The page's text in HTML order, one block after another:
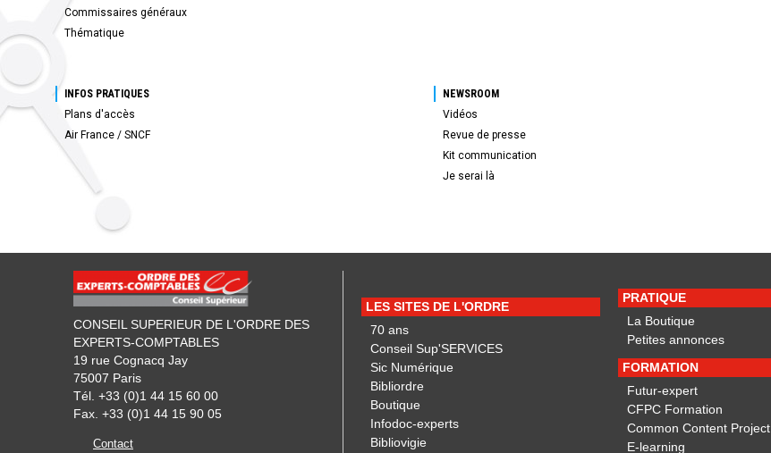
Commissaires généraux
Thématique
INFOS PRATIQUES
Plans d'accès
Air France / SNCF
NEWSROOM
Vidéos
Revue de presse
Kit communication
Je serai là
CONSEIL SUPERIEUR DE L'ORDRE DES
EXPERTS-COMPTABLES
19 rue Cognacq Jay
75007 Paris
Tél. +33 (0)1 44 15 60 00
Fax. +33 (0)1 44 15 90 05
Contact
LES SITES DE L'ORDRE
70 ans
Conseil Sup'SERVICES
Sic Numérique
Bibliordre
Boutique
Infodoc-experts
Bibliovigie
PRATIQUE
La Boutique
Petites annonces
FORMATION
Futur-expert
CFPC Formation
Common Content Project
E-learning